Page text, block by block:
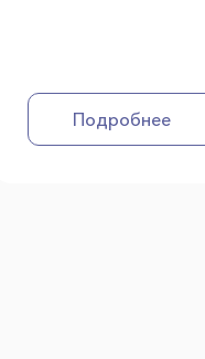
Подробнее